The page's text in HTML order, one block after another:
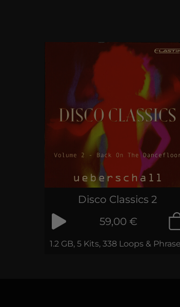
Disco Classics 2
59,00 €
1.2 GB, 5 Kits, 338 Loops &